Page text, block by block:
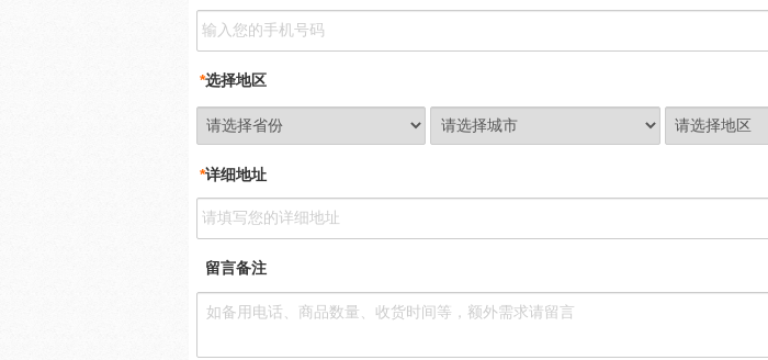
选择地区
*
详细地址
*
留言备注